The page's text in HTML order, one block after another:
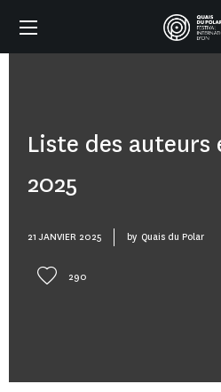
Liste des
2025
21 JANVIER 2025 by Quais du Polar
290